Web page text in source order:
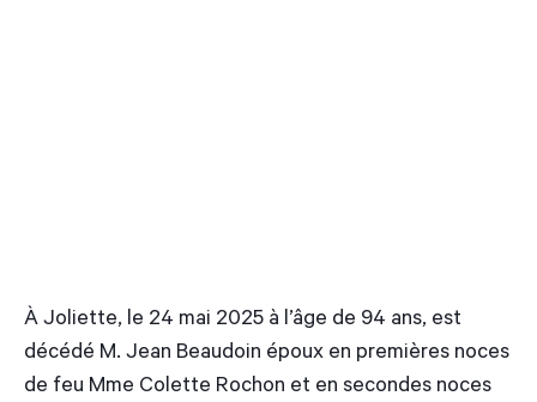
À Joliette, le 24 mai 2025 à l’âge de 94 ans, est
décédé M. Jean Beaudoin époux en premières noces
de feu Mme Colette Rochon et en secondes noces